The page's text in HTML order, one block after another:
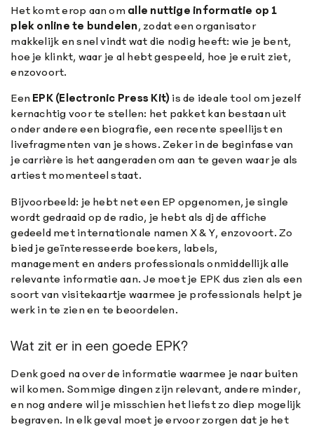
Het komt erop aan om alle nuttige informatie op 1
plek online te bundelen, zodat een organisator
makkelijk en snel vindt wat die nodig heeft: wie je bent,
hoe je klinkt, waar je al hebt gespeeld, hoe je eruit ziet,
enzovoort.
Een EPK (Electronic Press Kit) is de ideale tool om jezelf
kernachtig voor te stellen: het pakket kan bestaan uit
onder andere een biografie, een recente speellijst en
livefragmenten van je shows. Zeker in de beginfase van
je carrière is het aangeraden om aan te geven waar je als
artiest momenteel staat.
Bijvoorbeeld: je hebt net een EP opgenomen, je single
wordt gedraaid op de radio, je hebt als dj de affiche
gedeeld met internationale namen X & Y, enzovoort. Zo
bied je geïnteresseerde boekers, labels,
management en anders professionals onmiddellijk alle
relevante informatie aan. Je moet je EPK dus zien als een
soort van visitekaartje waarmee je professionals helpt je
werk in te zien en te beoordelen.
Wat zit er in een goede EPK?
Denk goed na over de informatie waarmee je naar buiten
wil komen. Sommige dingen zijn relevant, andere minder,
en nog andere wil je misschien het liefst zo diep mogelijk
begraven. In elk geval moet je ervoor zorgen dat je het